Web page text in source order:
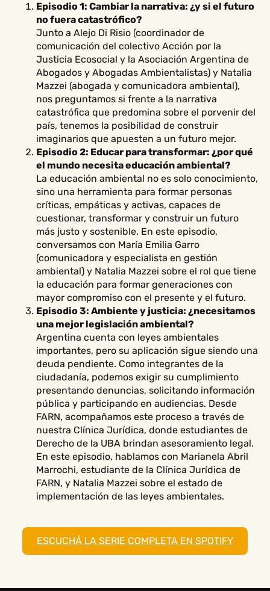
Episodio 1: Cambiar la narrativa: ¿y si el futuro
no fuera catastrófico?
Junto a Alejo Di Risio (coordinador de
comunicación del colectivo Acción por la
Justicia Ecosocial y la Asociación Argentina de
Abogados y Abogadas Ambientalistas) y Natalia
Mazzei (abogada y comunicadora ambiental),
nos preguntamos si frente a la narrativa
catastrófica que predomina sobre el porvenir del
país, tenemos la posibilidad de construir
imaginarios que apuesten a un futuro mejor.
Episodio 2: Educar para transformar: ¿por qué
el mundo necesita educación ambiental?
La educación ambiental no es solo conocimiento,
sino una herramienta para formar personas
críticas, empáticas y activas, capaces de
cuestionar, transformar y construir un futuro
más justo y sostenible. En este episodio,
conversamos con María Emilia Garro
(comunicadora y especialista en gestión
ambiental) y Natalia Mazzei sobre el rol que tiene
la educación para formar generaciones con
mayor compromiso con el presente y el futuro.
Episodio 3: Ambiente y justicia: ¿necesitamos
una mejor legislación ambiental?
Argentina cuenta con leyes ambientales
importantes, pero su aplicación sigue siendo una
deuda pendiente. Como integrantes de la
ciudadanía, podemos exigir su cumplimiento
presentando denuncias, solicitando información
pública y participando en audiencias. Desde
FARN, acompañamos este proceso a través de
nuestra Clínica Jurídica, donde estudiantes de
Derecho de la UBA brindan asesoramiento legal.
En este episodio, hablamos con Marianela Abril
Marrochi, estudiante de la Clínica Jurídica de
FARN, y Natalia Mazzei sobre el estado de
implementación de las leyes ambientales.
ESCUCHÁ LA SERIE COMPLETA EN SPOTIFY